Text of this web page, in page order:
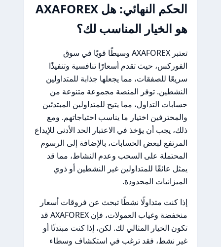
الحكم النهائي: هل AXAFOREX
هو الخيار المناسب لك؟
تعتبر AXAFOREX وسيطًا قويًا في سوق
الفوركس، حيث تقدم أسعارًا تنافسية وتنفيذًا
سريعًا للصفقات، مما يجعلها جذابة للمتداولين
النشطين. توفر المنصة مجموعة متنوعة من
حسابات التداول، مما يتيح للمتداولين المبتدئين
والمحترفين اختيار ما يناسب احتياجاتهم. ومع
ذلك، يجب أن يؤخذ في الاعتبار الحد الأدنى للإيداع
المرتفع لبعض الحسابات، بالإضافة إلى الرسوم
المحتملة على السحب وعدم النشاط، مما قد
يمثل عائقًا للمتداولين غير النشطين أو ذوي
الميزانيات المحدودة.
إذا كنت متداولًا نشطًا تبحث عن فروقات أسعار
منخفضة وغياب العمولات، فإن AXAFOREX قد
تكون الخيار المثالي لك. لكن، إذا كنت مبتدئًا أو
غير نشط، فقد ترغب في استكشاف وسطاء